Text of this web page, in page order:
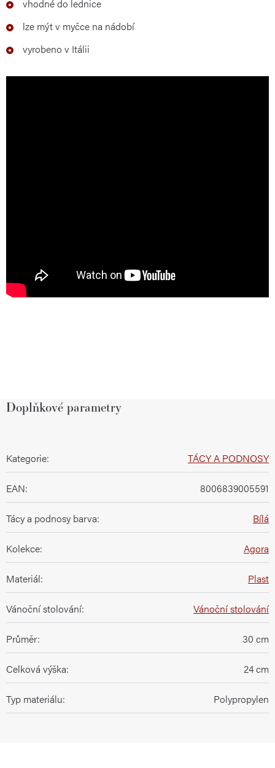
vhodné do lednice
lze mýt v myčce na nádobí
vyrobeno v Itálii
Doplňkové parametry
Kategorie: TÁCY A PODNOSY
EAN: 8006839005591
Tácy a podnosy barva: Bílá
Kolekce: Agora
Materiál: Plast
Vánoční stolování: Vánoční stolování
Průměr: 30 cm
Celková výška: 24 cm
Typ materiálu: Polypropylen